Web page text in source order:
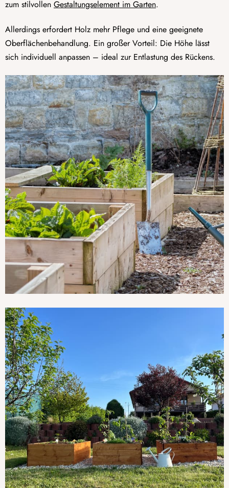
zum stilvollen Gestaltungselement im Garten.
Allerdings erfordert Holz mehr Pflege und eine geeignete
Oberflächenbehandlung. Ein großer Vorteil: Die Höhe lässt
sich individuell anpassen – ideal zur Entlastung des Rückens.